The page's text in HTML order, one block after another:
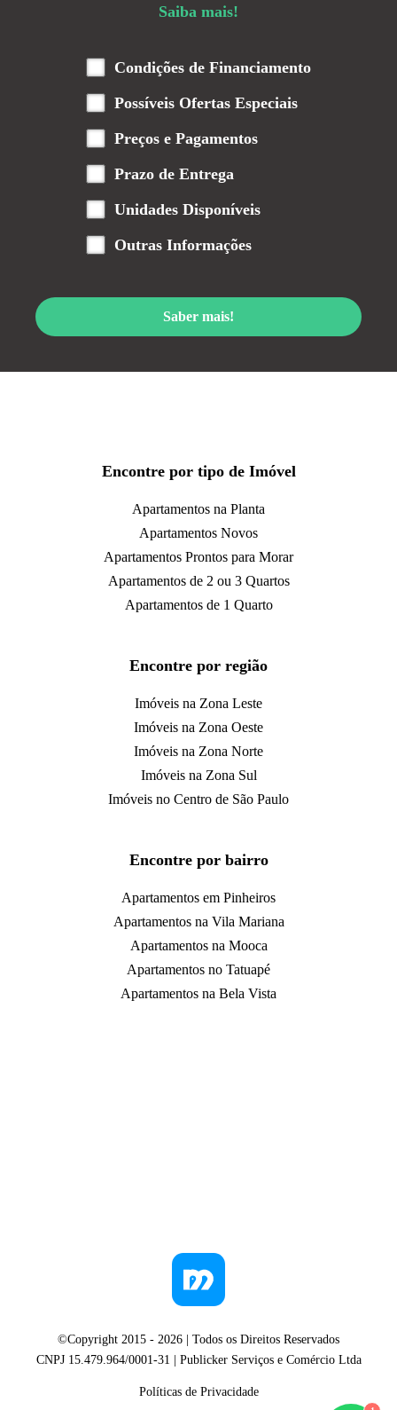
Saiba mais!
Condições de Financiamento
Possíveis Ofertas Especiais
Preços e Pagamentos
Prazo de Entrega
Unidades Disponíveis
Outras Informações
Saber mais!
Encontre por tipo de Imóvel
Apartamentos na Planta
Apartamentos Novos
Apartamentos Prontos para Morar
Apartamentos de 2 ou 3 Quartos
Apartamentos de 1 Quarto
Encontre por região
Imóveis na Zona Leste
Imóveis na Zona Oeste
Imóveis na Zona Norte
Imóveis na Zona Sul
Imóveis no Centro de São Paulo
Encontre por bairro
Apartamentos em Pinheiros
Apartamentos na Vila Mariana
Apartamentos na Mooca
Apartamentos no Tatuapé
Apartamentos na Bela Vista
©Copyright 2015 - 2026 | Todos os Direitos Reservados
CNPJ 15.479.964/0001-31 | Publicker Serviços e Comércio Ltda
Políticas de Privacidade